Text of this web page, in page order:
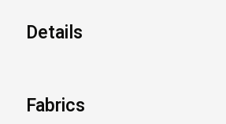
Details
Fabrics